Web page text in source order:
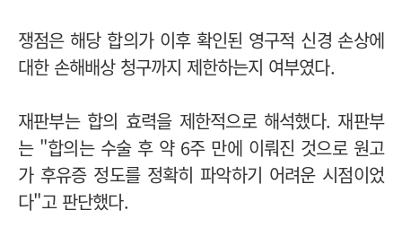
쟁점은 해당 합의가 이후 확인된 영구적 신경 손상에
대한 손해배상 청구까지 제한하는지 여부였다.
재판부는 합의 효력을 제한적으로 해석했다. 재판부
는 "합의는 수술 후 약 6주 만에 이뤄진 것으로 원고
가 후유증 정도를 정확히 파악하기 어려운 시점이었
다"고 판단했다.